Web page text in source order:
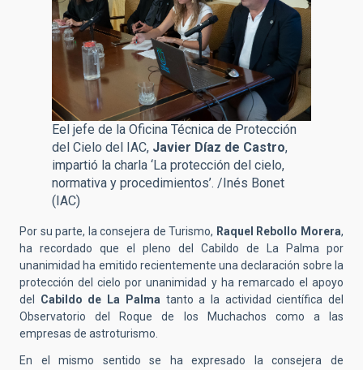
Eel jefe de la Oficina Técnica de Protección
del Cielo del IAC, Javier Díaz de Castro,
impartió la charla ‘La protección del cielo,
normativa y procedimientos’. /Inés Bonet
(IAC)
Por su parte, la consejera de Turismo, Raquel Rebollo Morera,
ha recordado que el pleno del Cabildo de La Palma por
unanimidad ha emitido recientemente una declaración sobre la
protección del cielo por unanimidad y ha remarcado el apoyo
del Cabildo de La Palma tanto a la actividad científica del
Observatorio del Roque de los Muchachos como a las
empresas de astroturismo.
En el mismo sentido se ha expresado la consejera de